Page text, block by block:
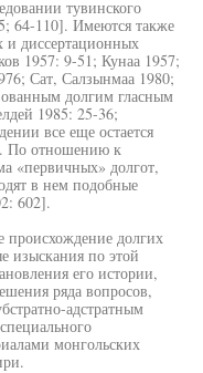
тувинского
64-110]. Имеются также
и диссертационных
1957: 9-51; Кунаа 1957;
Сат, Салзынмаа 1980;
долгим гласным
1985: 25-36;
все еще остается
По отношению к
«первичных» долгот,
в нем подобные
602].
происхождение долгих
изыскания по этой
его истории,
ряда вопросов,
адстратным
монгольских